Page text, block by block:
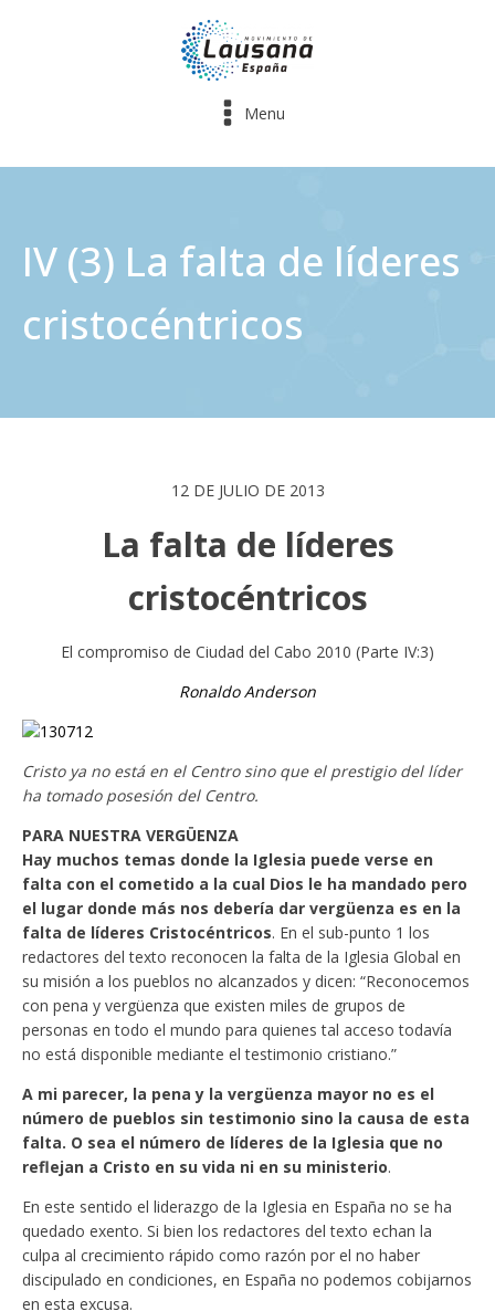
Menu
IV (3) La falta de líderes
cristocéntricos
12 DE JULIO DE 2013
La falta de líderes
cristocéntricos
El compromiso de Ciudad del Cabo 2010 (Parte IV:3)
Ronaldo Anderson
Cristo ya no está en el Centro sino que el prestigio del líder
ha tomado posesión del Centro.
PARA NUESTRA VERGÜENZA
Hay muchos temas donde la Iglesia puede verse en
falta con el cometido a la cual Dios le ha mandado pero
el lugar donde más nos debería dar vergüenza es en la
falta de líderes Cristocéntricos. En el sub-punto 1 los
redactores del texto reconocen la falta de la Iglesia Global en
su misión a los pueblos no alcanzados y dicen: “Reconocemos
con pena y vergüenza que existen miles de grupos de
personas en todo el mundo para quienes tal acceso todavía
no está disponible mediante el testimonio cristiano.”
A mi parecer, la pena y la vergüenza mayor no es el
número de pueblos sin testimonio sino la causa de esta
falta. O sea el número de líderes de la Iglesia que no
reflejan a Cristo en su vida ni en su ministerio.
En este sentido el liderazgo de la Iglesia en España no se ha
quedado exento. Si bien los redactores del texto echan la
culpa al crecimiento rápido como razón por el no haber
discipulado en condiciones, en España no podemos cobijarnos
en esta excusa.